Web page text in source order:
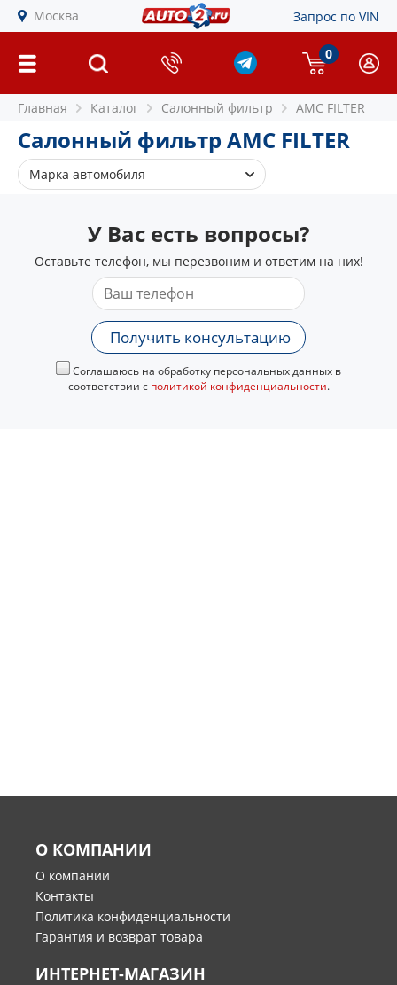
Москва Запрос по VIN
0
Главная Каталог Салонный фильтр AMC FILTER
Салонный фильтр AMC FILTER
Марка автомобиля
У Вас есть вопросы?
Оставьте телефон, мы перезвоним и ответим на них!
Получить консультацию
Соглашаюсь на обработку персональных данных в
соответствии с политикой конфиденциальности.
О КОМПАНИИ
О компании
Контакты
Политика конфиденциальности
Гарантия и возврат товара
ИНТЕРНЕТ-МАГАЗИН